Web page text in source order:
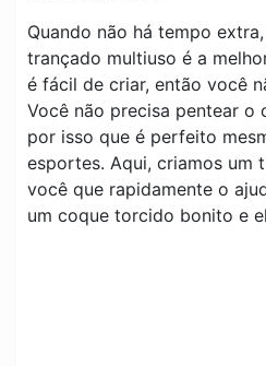
Quando não há tempo
trançado multiuso é a
é fácil de criar, então você
Você não precisa pentear o
por isso que é perfeito
esportes. Aqui, criamos um
você que rapidamente o
um coque torcido bonito e